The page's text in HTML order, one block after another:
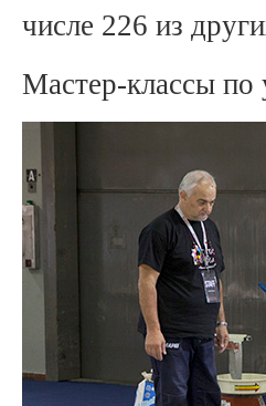
числе 226 из
Мастер-классы по